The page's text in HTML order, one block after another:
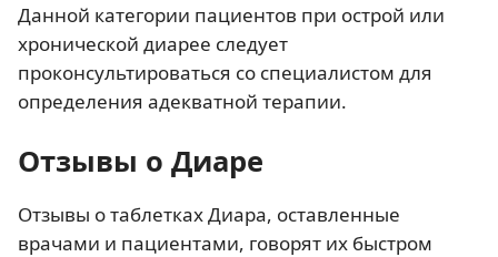
Данной категории пациентов при острой или
хронической диарее следует
проконсультироваться со специалистом для
определения адекватной терапии.
Отзывы о Диаре
Отзывы о таблетках Диара, оставленные
врачами и пациентами, говорят их быстром